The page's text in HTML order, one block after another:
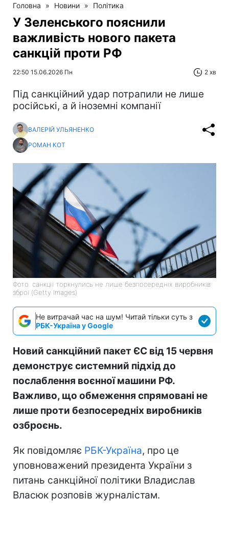
Головна » Новини » Політика
У Зеленського пояснили
важливість нового пакета
санкцій проти РФ
22:50 15.06.2026 Пн 2 хв
Під санкційний удар потрапили не лише
російські, а й іноземні компанії
ВАЛЕРІЙ УЛЬЯНЕНКО
РОМАН КОТ
Фото: санкції торкнулись не лише безпосередніх виробників
зброї (Getty Images)
Не витрачай час на шум! Читай тільки суть з
РБК-Україна у Google
Новий санкційний пакет ЄС від 15 червня
демонструє системний підхід до
послаблення воєнної машини РФ.
Важливо, що обмеження спрямовані не
лише проти безпосередніх виробників
озброєнь.
Як повідомляє РБК-Україна, про це
уповноважений президента України з
питань санкційної політики Владислав
Власюк розповів журналістам.